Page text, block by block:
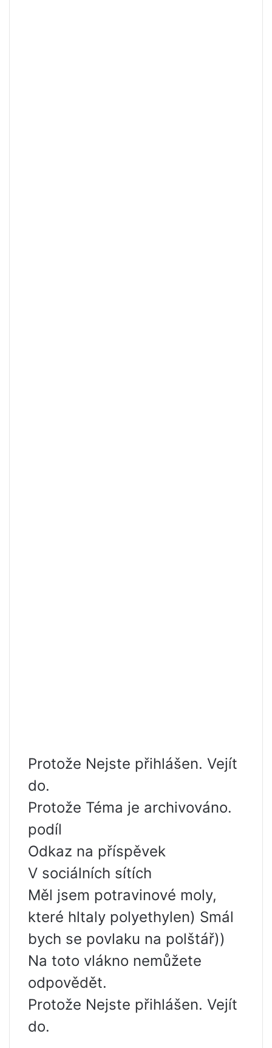
Protože Nejste přihlášen. Vejít
do.
Protože Téma je archivováno.
podíl
Odkaz na příspěvek
V sociálních sítích
Měl jsem potravinové moly,
které hltaly polyethylen) Smál
bych se povlaku na polštář))
Na toto vlákno nemůžete
odpovědět.
Protože Nejste přihlášen. Vejít
do.